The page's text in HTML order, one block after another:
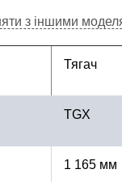
з іншими
Тягач
TGX
1 165 мм